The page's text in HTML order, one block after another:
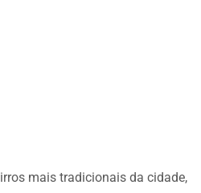
mais tradicionais da cidade,